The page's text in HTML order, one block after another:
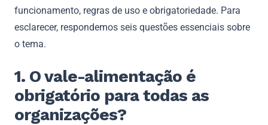
funcionamento, regras de uso e obrigatoriedade. Para
esclarecer, respondemos seis questões essenciais sobre
o tema.
1. O vale-alimentação é
obrigatório para todas as
organizações?